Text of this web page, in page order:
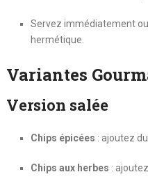
Servez immédiatement
hermétique.
Variantes
Version salée
Chips épicées : ajoutez
Chips aux herbes :